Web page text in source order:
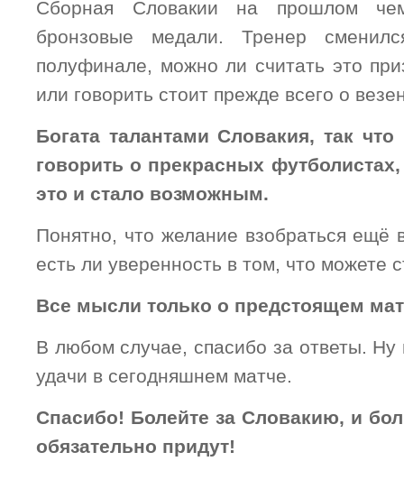
Сборная Словакии на прошлом
бронзовые медали. Тренер
полуфинале, можно ли считать это
или говорить стоит прежде всего о
Богата талантами Словакия, так
говорить о прекрасных
это и стало возможным.
Понятно, что желание взобраться ещё
есть ли уверенность в том, что можете
Все мысли только о предстоящем
В любом случае, спасибо за ответы.
удачи в сегодняшнем матче.
Спасибо! Болейте за Словакию, и
обязательно придут!